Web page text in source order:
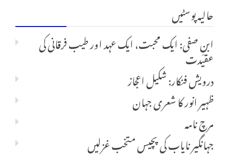
برائے:
حالیہ پوسٹیں
ابنِ صفی: ایک محبت، ایک عہد اور طیب فرقانی کی
عقیدت
درویش فنکار: شکیل اعجاز
ظہیر انور کا شعری جہان
مرچ نامہ
جہانگیر نایاب کی پچیس متخب غزلیں